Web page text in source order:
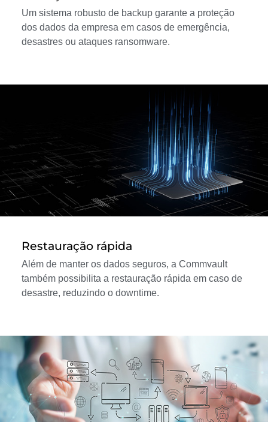
Um sistema robusto de backup garante a proteção
dos dados da empresa em casos de emergência,
desastres ou ataques ransomware.
Restauração rápida
Além de manter os dados seguros, a Commvault
também possibilita a restauração rápida em caso de
desastre, reduzindo o downtime.